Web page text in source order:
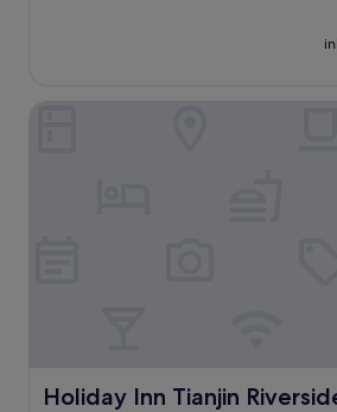
Holiday Inn Tianjin
Holiday Inn Tianjin Riverside by